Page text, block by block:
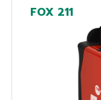
FOX 211